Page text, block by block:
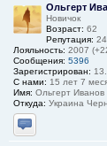
Ольгерт
Новичок
Возраст: 62
Репутация:
Лояльность: 2007
Сообщения: 5396
Зарегистрирован:
С нами: 15 лет 7
Имя: Ольгерт Иванов
Откуда: Украина
Отправить